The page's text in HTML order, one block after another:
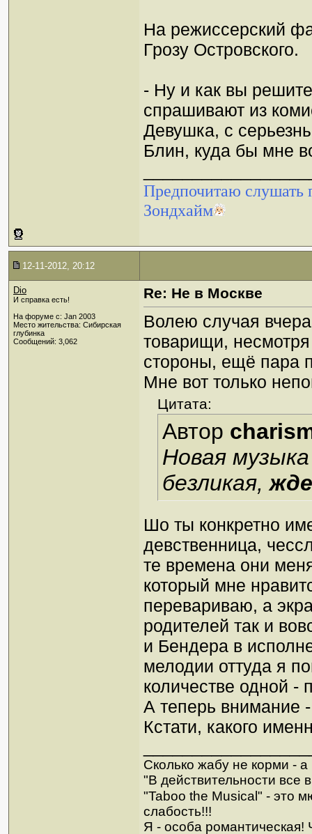
На режиссерский
Грозу Островского.
- Ну и как вы
спрашивают из
Девушка, с
Блин, куда бы мне
Предпочитаю слушать
Зондхайм
12-11-2012, 20:12
Dio
И справка есть!
На форуме с: Jan 2003
Место жительства: Сибирская
глубинка
Сообщений: 3,062
Re: Не в Москве
Волею случая
товарищи,
стороны, ещё пара
Мне вот только
Цитата:
Автор
Новая
безликая,
Шо ты конкретно
девственница,
те времена они
который мне
перевариваю, а
родителей так и
и Бендера в
мелодии оттуда я
количестве одной -
А теперь внимание
Кстати, какого
Сколько жабу не корми -
"В действительности все
"Taboo the Musical" - это
слабость!!!
Я - особа романтическая!